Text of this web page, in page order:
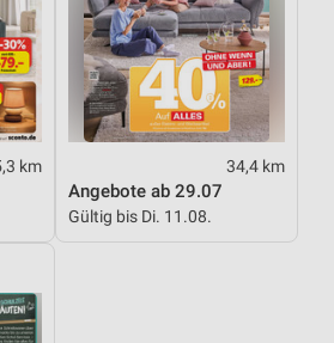
km 34,4 km
Angebote ab 29.07
Gültig bis Di. 11.08.